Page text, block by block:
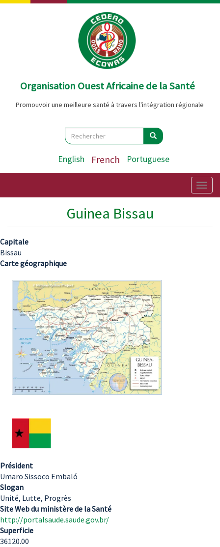
Aller
Organisation Ouest Africaine de la Santé
Promouvoir une meilleure santé à travers l'intégration régionale
Search
Rechercher Rechercher
English French Portuguese
Guinea Bissau
Capitale
Bissau
Carte géographique
Image
Président
Umaro Sissoco Embaló
Slogan
Unité, Lutte, Progrès
Site Web du ministère de la Santé
http://portalsaude.saude.gov.br/
Superficie
36120.00